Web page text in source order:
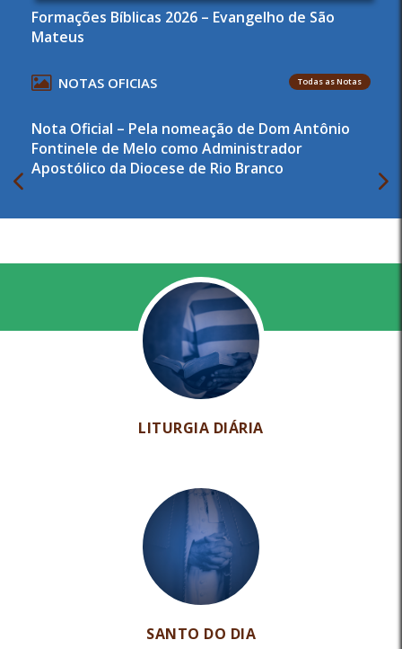
Formações Bíblicas 2026 – Evangelho de São
Mateus
NOTAS OFICIAS Todas as Notas
Nota Oficial – Pela nomeação de Dom Antônio
Fontinele de Melo como Administrador
Apostólico da Diocese de Rio Branco
LITURGIA DIÁRIA
SANTO DO DIA